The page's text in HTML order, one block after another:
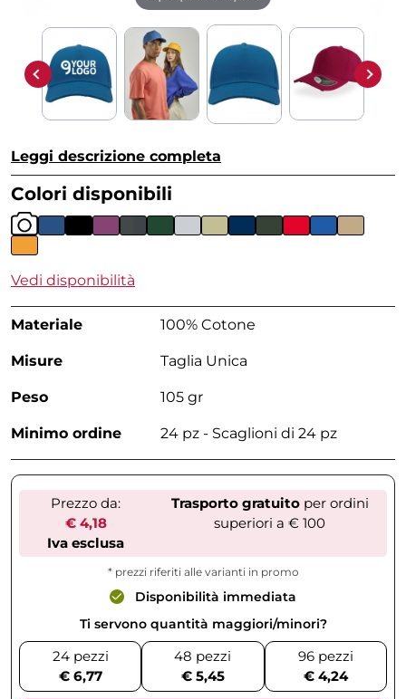
Leggi descrizione completa
Colori disponibili
Vedi disponibilità
Materiale 100% Cotone
Misure Taglia Unica
Peso 105 gr
Minimo ordine 24 pz - Scaglioni di 24 pz
Prezzo da:
€ 4,18
Iva esclusa
Trasporto gratuitoper ordini
superiori a € 100
* prezzi riferiti alle varianti in promo
Disponibilità immediata
Ti servono quantità maggiori/minori?
24 pezzi
€ 6,77
48 pezzi
€ 5,45
96 pezzi
€ 4,24